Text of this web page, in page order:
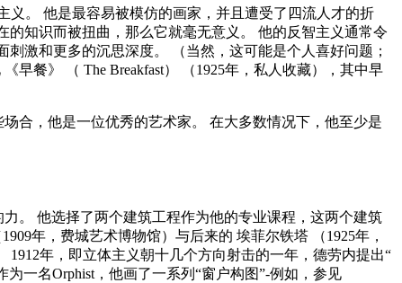
义。 他是最容易被模仿的画家，并且遭受了四流人才的折
知识而被扭曲，那么它就毫无意义。 他的反智主义通常令
激和更多的沉思深度。 （当然，这可能是个人喜好问题；
《早餐》 （ The Breakfast）
（1925年，私人收藏），其中早
合，他是一位优秀的艺术家。 在大多数情况下，他至少是
。 他选择了两个建筑工程作为他的专业课程，这两个建筑
1909年，费城艺术博物馆）与后来的 埃菲尔铁塔 （1925年，
年，即立体主义朝十几个方向射击的一年，德劳内提出“
一名Orphist，他画了一系列“窗户构图”-例如，参见